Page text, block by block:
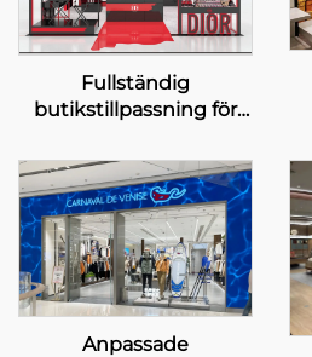
Fullständig
butikstillpassning för
butik
Anpassade